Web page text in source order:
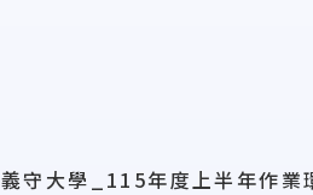
義守大學_115年度上半年作